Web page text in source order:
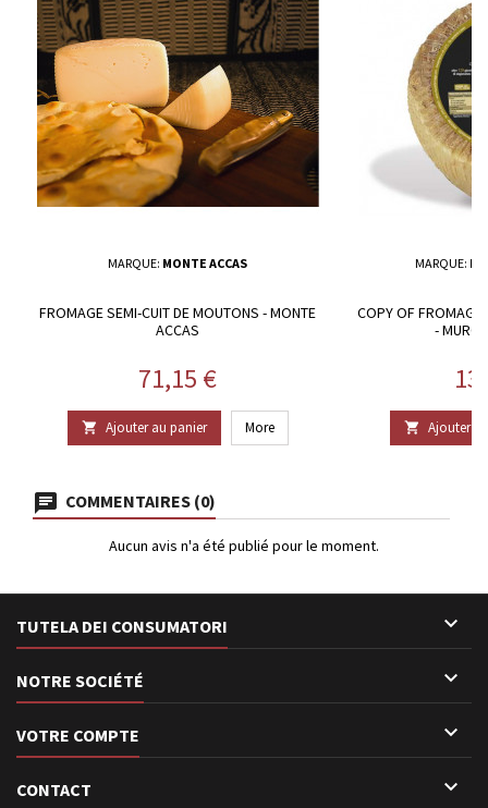
MARQUE: MONTE ACCAS
FROMAGE SEMI-CUIT DE MOUTONS - MONTE
ACCAS
Prix
71,15 €
 Ajouter au panier More
MARQUE:
COPY OF FROMAGE
-
 Ajouter
COMMENTAIRES (0)
Aucun avis n'a été publié pour le moment.
TUTELA DEI CONSUMATORI 
NOTRE SOCIÉTÉ 
VOTRE COMPTE 
CONTACT 